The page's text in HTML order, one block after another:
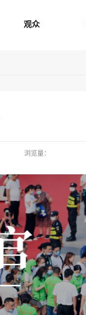
观众
浏览量：